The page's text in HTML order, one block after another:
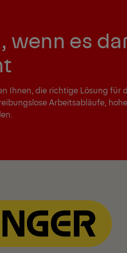
wenn es
Ihnen, die richtige Lösung für
Arbeitsabläufe,